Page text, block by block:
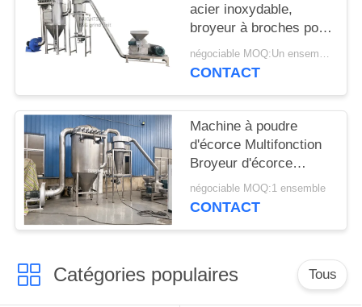
acier inoxydable,
broyeur à broches pour
urée, avec CE
négociable MOQ:Un ensemble
CONTACT
Machine à poudre
d'écorce Multifonction
Broyeur d'écorce
d'Albizia
négociable MOQ:1 ensemble
CONTACT
Catégories populaires Tous